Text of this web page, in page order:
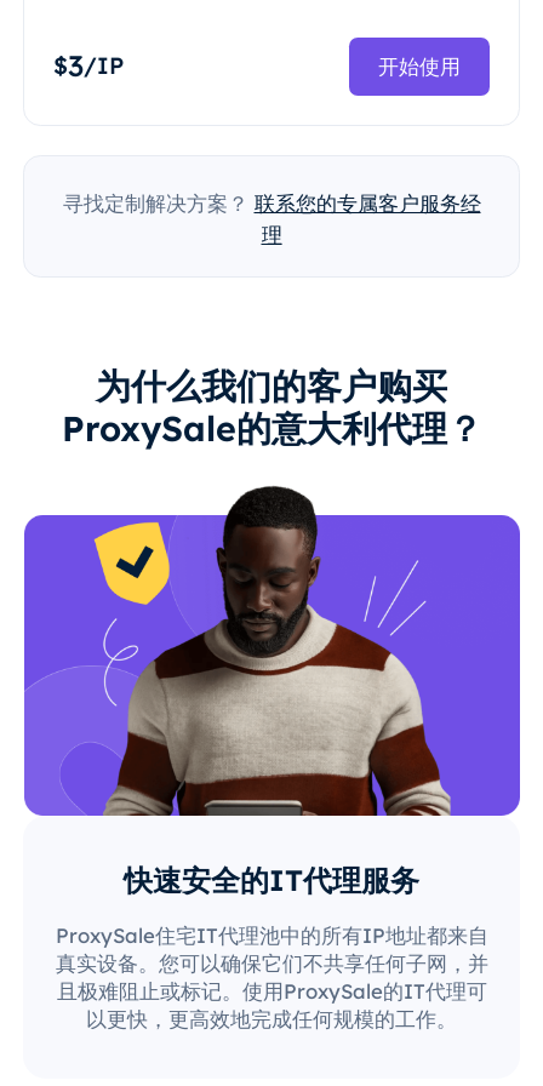
$3/IP 开始使用
寻找定制解决方案？ 联系您的专属客户服务经
理
为什么我们的客户购买
ProxySale的意大利代理？
快速安全的IT代理服务
ProxySale住宅IT代理池中的所有IP地址都来自
真实设备。您可以确保它们不共享任何子网，并
且极难阻止或标记。使用ProxySale的IT代理可
以更快，更高效地完成任何规模的工作。